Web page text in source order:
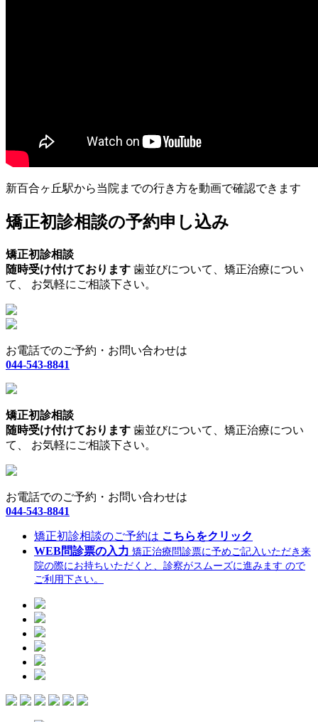
新百合ヶ丘駅から当院までの行き方を動画で確認できます
矯正初診相談の予約申し込み
矯正初診相談
随時受け付けております 歯並びについて、矯正治療につい
て、 お気軽にご相談下さい。
お電話でのご予約・お問い合わせは
044-543-8841
矯正初診相談
随時受け付けております 歯並びについて、矯正治療につい
て、 お気軽にご相談下さい。
お電話でのご予約・お問い合わせは
044-543-8841
矯正初診相談のご予約は こちらをクリック
WEB問診票の入力 矯正治療問診票に予めご記入いただき来
院の際にお持ちいただくと、診察がスムーズに進みます ので
ご利用下さい。